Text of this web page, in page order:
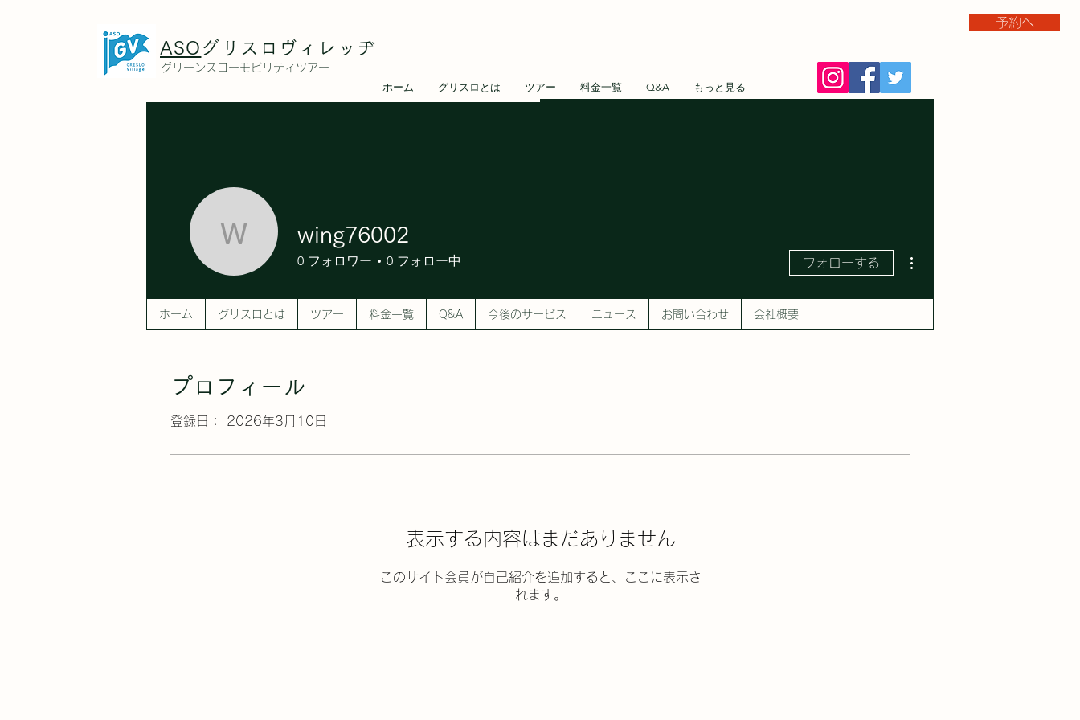
ASO グリスロヴィレッヂ
グリーンスローモビリティツアー
予約へ
ホーム グリスロとは ツアー 料金一覧 Q&A もっと見る
プロフィール
登録日： 2026年3月10日
表示する内容はまだありません
このサイト会員が自己紹介を追加すると、ここに表示さ
れます。
wing76002
wing76002
0 フォロワー 0 フォロー中 フォローする
ホーム グリスロとは ツアー 料金一覧 Q&A 今後のサービス ニュース お問い合わせ 会社概要